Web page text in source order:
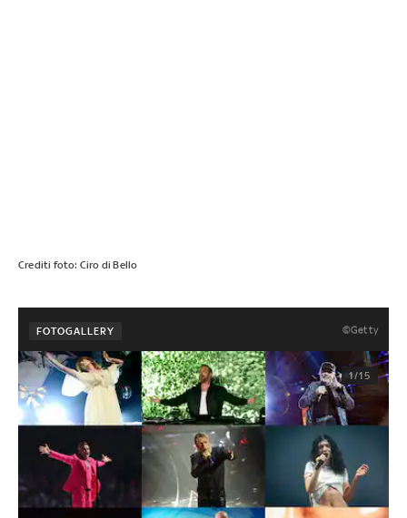
Crediti foto: Ciro di Bello
FOTOGALLERY ©Getty
1/15